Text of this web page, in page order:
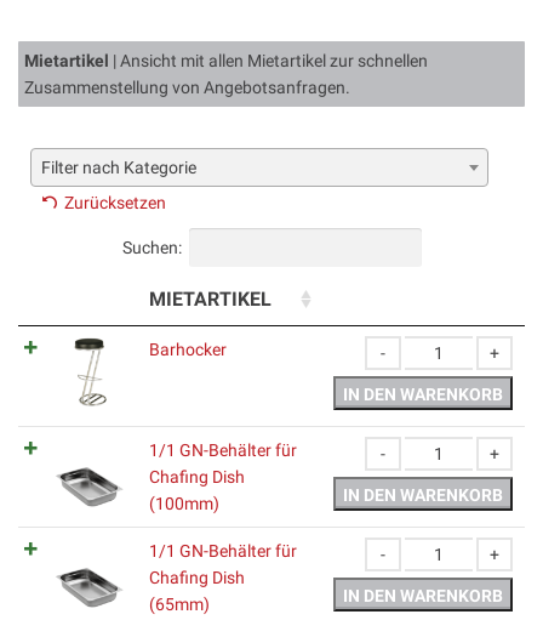
Mietartikel | Ansicht mit allen Mietartikel zur schnellen
Zusammenstellung von Angebotsanfragen.
Filter nach Kategorie
Zurücksetzen
Suchen:
MIETARTIKEL
Barhocker
Barhocker Menge
IN DEN WARENKORB
1/1 GN-Behälter für
Chafing Dish
(100mm)
1/1 GN-Behälter für
IN DEN WARENKORB
1/1 GN-Behälter für
Chafing Dish
(65mm)
1/1 GN-Behälter für
IN DEN WARENKORB